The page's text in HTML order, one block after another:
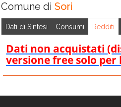
Comune di Sori
Dati di Sintesi Consumi Redditi
Dati non acquistati
versione free solo per